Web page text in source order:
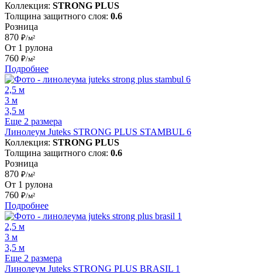
Коллекция: STRONG PLUS
Толщина защитного слоя: 0.6
Розница
870 ₽/м²
От 1 рулона
760 ₽/м²
Подробнее
2,5 м
3 м
3,5 м
Еще 2 размера
Линолеум Juteks STRONG PLUS STAMBUL 6
Коллекция: STRONG PLUS
Толщина защитного слоя: 0.6
Розница
870 ₽/м²
От 1 рулона
760 ₽/м²
Подробнее
2,5 м
3 м
3,5 м
Еще 2 размера
Линолеум Juteks STRONG PLUS BRASIL 1